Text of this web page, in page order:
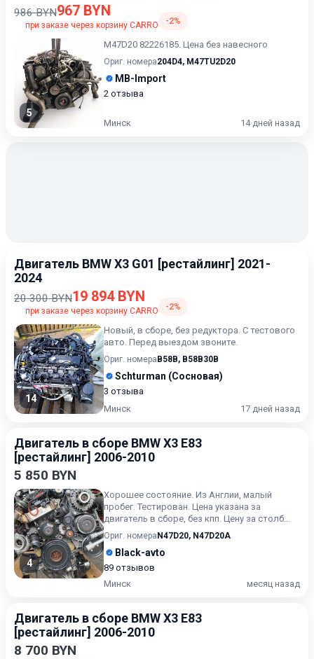
986 BYN967 BYN
при заказе через корзину CARRO -2%
5
M47D20 82226185. Цена без навесного
Ориг. номера204D4, M47TU2D20
MB-Import
2 отзыва
Минск 14 дней назад
Двигатель BMW X3 G01 [рестайлинг] 2021-
2024
20 300 BYN19 894 BYN
при заказе через корзину CARRO -2%
14
Новый, в сборе, без редуктора. С тестового
авто. Перед выездом звоните.
Ориг. номера B58B, B58B30B
Schturman (Сосновая)
3 отзыва
Минск
17 дней назад
Двигатель в сборе BMW X3 E83
[рестайлинг] 2006-2010
5 850 BYN
4
Хорошее состояние. Из Англии, малый
пробег. Тестирован. Цена указана за
двигатель в сборе, без кпп. Цену за столб
уточняйте.
Ориг. номера N47D20, N47D20A
Black-avto
89 отзывов
Минск
месяц назад
Двигатель в сборе BMW X3 E83
[рестайлинг] 2006-2010
8 700 BYN